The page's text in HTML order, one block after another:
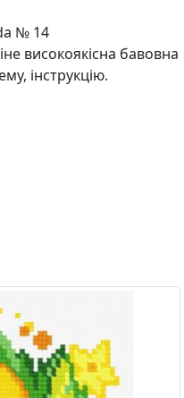
№ 14
високоякісна бавовна
інструкцію.